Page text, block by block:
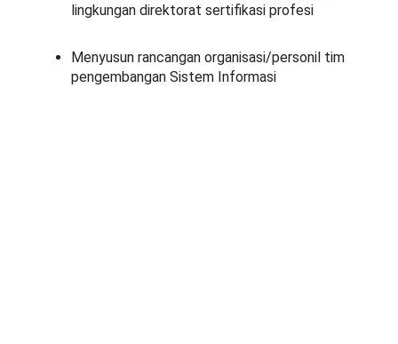
lingkungan direktorat sertifikasi profesi
Menyusun rancangan organisasi/personil tim
pengembangan Sistem Informasi